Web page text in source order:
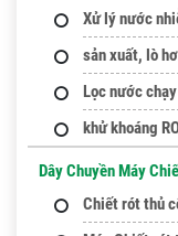
Xử lý nước
sản xuất, lò
Lọc nước
khử khoáng
Dây Chuyền Máy
Chiết rót thủ